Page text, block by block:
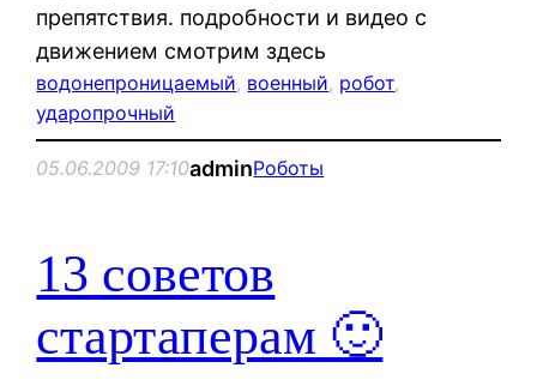
препятствия. подробности и видео с
движением смотрим здесь
водонепроницаемый, военный, робот
ударопрочный
05.06.2009 17:10adminРоботы
13 советов
стартаперам 🙂